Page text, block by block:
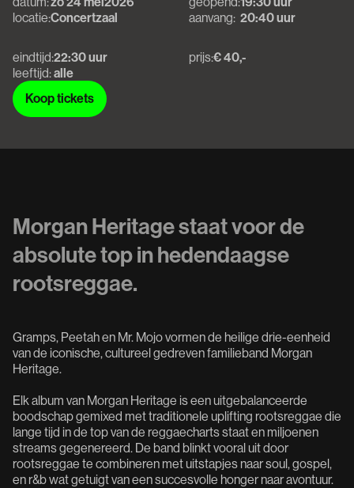
locatie:Concertzaal
aanvang: 20:40 uur
eindtijd:
leeftijd:
22:30 uur
alle
prijs:€ 40,-
Koop tickets
Morgan Heritage staat voor de
absolute top in hedendaagse
rootsreggae.
Gramps, Peetah en Mr. Mojo vormen de heilige drie-eenheid
van de iconische, cultureel gedreven familieband Morgan
Heritage.
Elk album van Morgan Heritage is een uitgebalanceerde
boodschap gemixed met traditionele uplifting rootsreggae die
lange tijd in de top van de reggaecharts staat en miljoenen
streams gegenereerd. De band blinkt vooral uit door
rootsreggae te combineren met uitstapjes naar soul, gospel,
en r&b wat getuigt van een succesvolle honger naar avontuur.